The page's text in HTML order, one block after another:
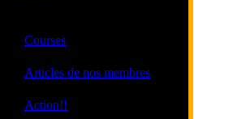
Courses
Articles de nos membres
Action!!